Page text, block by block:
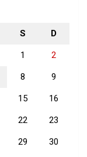
S D
1 2
8 9
15 16
22 23
29 30